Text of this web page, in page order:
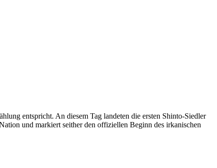
entspricht. An diesem Tag landeten die ersten Shinto-Siedler
und markiert seither den offiziellen Beginn des irkanischen